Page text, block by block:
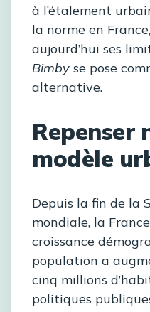
à l’étalement
la norme en
aujourd’hui ses
Bimby se pose
alternative.
Repenser
modèle
Depuis la fin de la
mondiale, la
croissance
population a
cinq millions
politiques